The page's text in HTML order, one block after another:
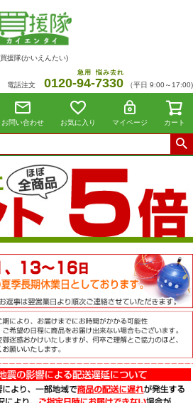
買援隊(かいえんたい)
電話注文 0120-94
急用
-7330
悩み去れ
（平日 9:00～17:00)
お問い合わせ お気に入り マイページ カート